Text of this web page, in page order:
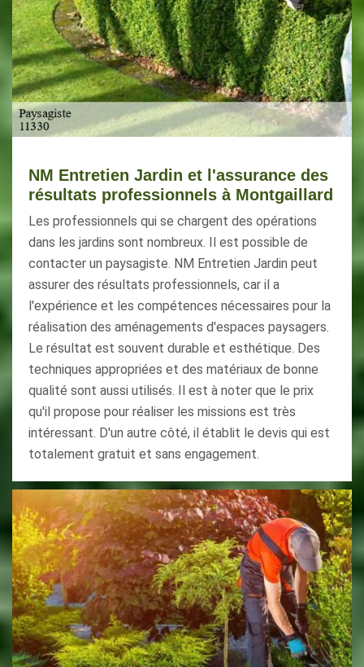
NM Entretien Jardin et l'assurance des
résultats professionnels à Montgaillard
Les professionnels qui se chargent des opérations
dans les jardins sont nombreux. Il est possible de
contacter un paysagiste. NM Entretien Jardin peut
assurer des résultats professionnels, car il a
l'expérience et les compétences nécessaires pour la
réalisation des aménagements d'espaces paysagers.
Le résultat est souvent durable et esthétique. Des
techniques appropriées et des matériaux de bonne
qualité sont aussi utilisés. Il est à noter que le prix
qu'il propose pour réaliser les missions est très
intéressant. D'un autre côté, il établit le devis qui est
totalement gratuit et sans engagement.